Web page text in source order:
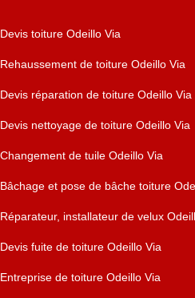
Devis toiture Odeillo Via
Rehaussement de toiture Odeillo Via
Devis réparation de toiture Odeillo Via
Devis nettoyage de toiture Odeillo Via
Changement de tuile Odeillo Via
Bâchage et pose de bâche toiture
Réparateur, installateur de velux
Devis fuite de toiture Odeillo Via
Entreprise de toiture Odeillo Via